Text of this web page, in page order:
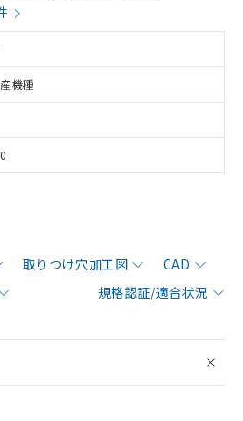
機種
取りつけ穴加工図
CAD
規格認証/適合状況